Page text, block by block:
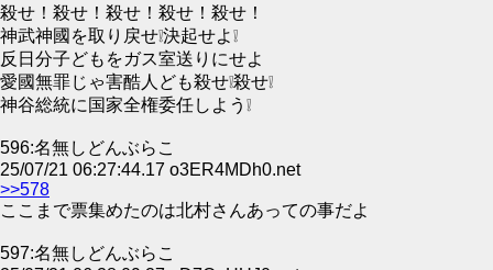
殺せ！殺せ！殺せ！殺せ！殺せ！
神武神國を取り戻せ❕決起せよ❕
反日分子どもをガス室送りにせよ
愛國無罪じゃ害酷人ども殺せ❕殺せ❕
神谷総統に国家全権委任しよう❕
596:名無しどんぶらこ
25/07/21 06:27:44.17 o3ER4MDh0.net
>>578
ここまで票集めたのは北村さんあっての事だよ
597:名無しどんぶらこ